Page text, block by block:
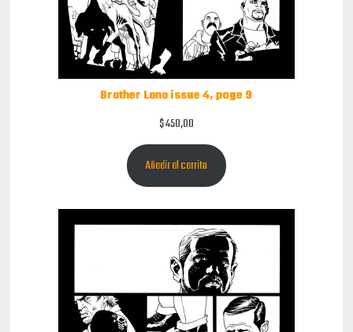
Brother Lono issue 4, page 9
$450,00
Añadir al carrito